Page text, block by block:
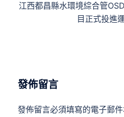
江西都昌縣水環境綜合管
目正式投進
發佈留言
發佈留言必須填寫的電子郵